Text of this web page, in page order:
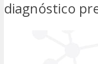
diagnóstico